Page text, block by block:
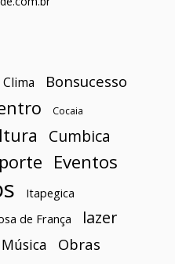
Bonsucesso
Cocaia
Cumbica
Eventos
Itapegica
de França
lazer
Música Obras